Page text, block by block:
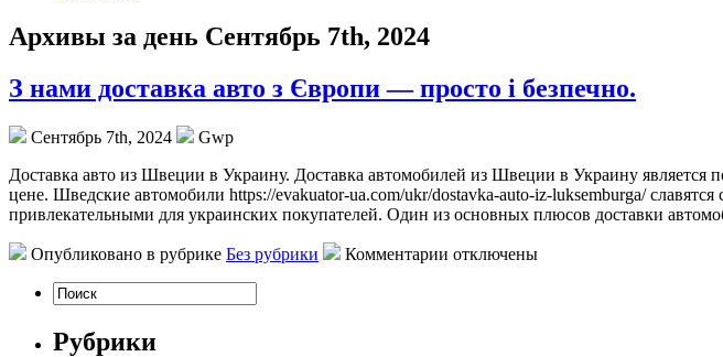
Архивы за день Сентябрь 7th, 2024
З нами доставка авто з Європи — просто і безпечно.
Сентябрь 7th, 2024
Gwp
Дoстaвкa aвтo из Швeции в Украину. Доставка автомобилей из Швеции в Украину является
цене. Шведские автомобили https://evakuator-ua.com/ukr/dostavka-auto-iz-luksemburga/
привлекательными для украинских покупателей. Один из основных плюсов доставки
Опубликовано в рубрике Без рубрики Комментарии отключены
Рубрики